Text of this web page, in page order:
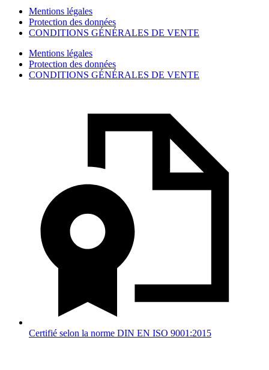
Mentions légales
Protection des données
CONDITIONS GÉNÉRALES DE VENTE
Mentions légales
Protection des données
CONDITIONS GÉNÉRALES DE VENTE
Certifié selon la norme DIN EN ISO 9001:2015